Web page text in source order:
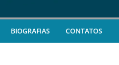
BIOGRAFIAS CONTATOS